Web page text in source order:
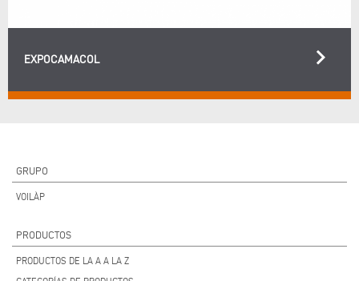
EXPOCAMACOL keyboard_arrow_right
GRUPO
VOILÀP
PRODUCTOS
PRODUCTOS DE LA A A LA Z